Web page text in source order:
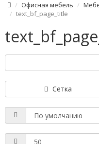
Офисная мебель
text_bf_page_title
Сетка